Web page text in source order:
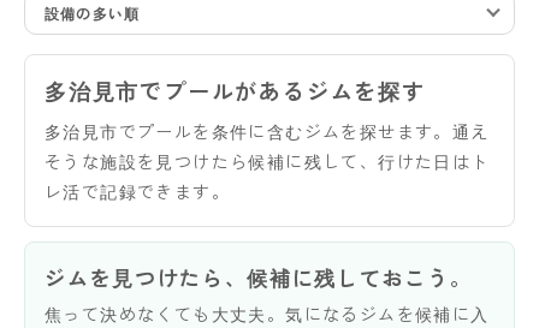
設備の多い順
多治見市でプールがあるジムを探す
多治見市でプールを条件に含むジムを探せます。通え
そうな施設を見つけたら候補に残して、行けた日はト
レ活で記録できます。
ジムを見つけたら、候補に残しておこう。
焦って決めなくても大丈夫。気になるジムを候補に入